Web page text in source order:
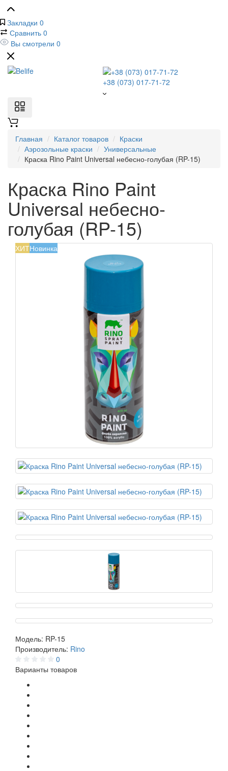
Закладки 0
Сравнить 0
Вы смотрели 0
+38 (073) 017-71-72
Главная Каталог товаров
Краски
Аэрозольные краски
Универсальные
Краска Rino Paint Universal небесно-голубая (RP-15)
Краска Rino Paint
Universal небесно-
голубая (RP-15)
ХИТНовинка
Модель: RP-15
Производитель: Rino
0
Варианты товаров